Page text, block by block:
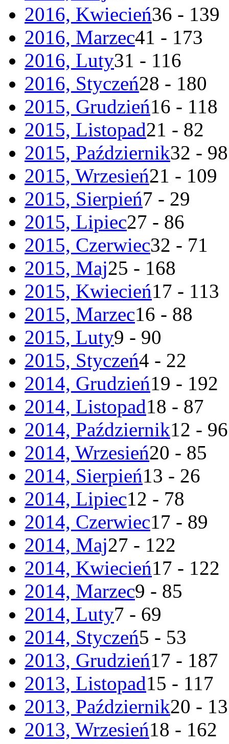
2016, Kwiecień36 - 139
2016, Marzec41 - 173
2016, Luty31 - 116
2016, Styczeń28 - 180
2015, Grudzień16 - 118
2015, Listopad21 - 82
2015, Październik32 - 98
2015, Wrzesień21 - 109
2015, Sierpień7 - 29
2015, Lipiec27 - 86
2015, Czerwiec32 - 71
2015, Maj25 - 168
2015, Kwiecień17 - 113
2015, Marzec16 - 88
2015, Luty9 - 90
2015, Styczeń4 - 22
2014, Grudzień19 - 192
2014, Listopad18 - 87
2014, Październik12 - 96
2014, Wrzesień20 - 85
2014, Sierpień13 - 26
2014, Lipiec12 - 78
2014, Czerwiec17 - 89
2014, Maj27 - 122
2014, Kwiecień17 - 122
2014, Marzec9 - 85
2014, Luty7 - 69
2014, Styczeń5 - 53
2013, Grudzień17 - 187
2013, Listopad15 - 117
2013, Październik20 -
2013, Wrzesień18 - 162